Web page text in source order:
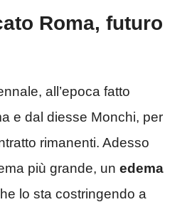
Roma, futuro
all’epoca fatto
e dal diesse Monchi, per
rimanenti. Adesso
più grande, un edema
lo sta costringendo a